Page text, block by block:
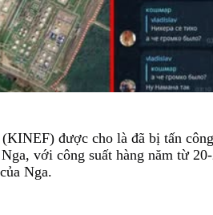
được cho là đã bị tấn
với công suất hàng năm từ
Nga.